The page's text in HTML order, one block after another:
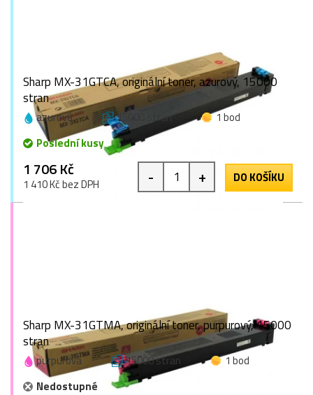
Sharp MX-31GTCA, originální toner, azurový, 15000
stran
azurová 15000 stran
1 bod
Poslední kusy
1 706 Kč
1 410 Kč bez DPH - + DO KOŠÍKU
Sharp MX-31GTMA, originální toner, purpurový, 15000
stran
purpurová 15000 stran
1 bod
Nedostupné